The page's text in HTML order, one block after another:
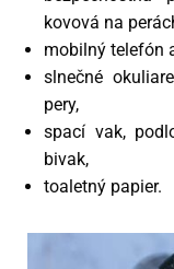
kovová na
mobilný telefón
slnečné
pery,
spací vak,
bivak,
toaletný papier.